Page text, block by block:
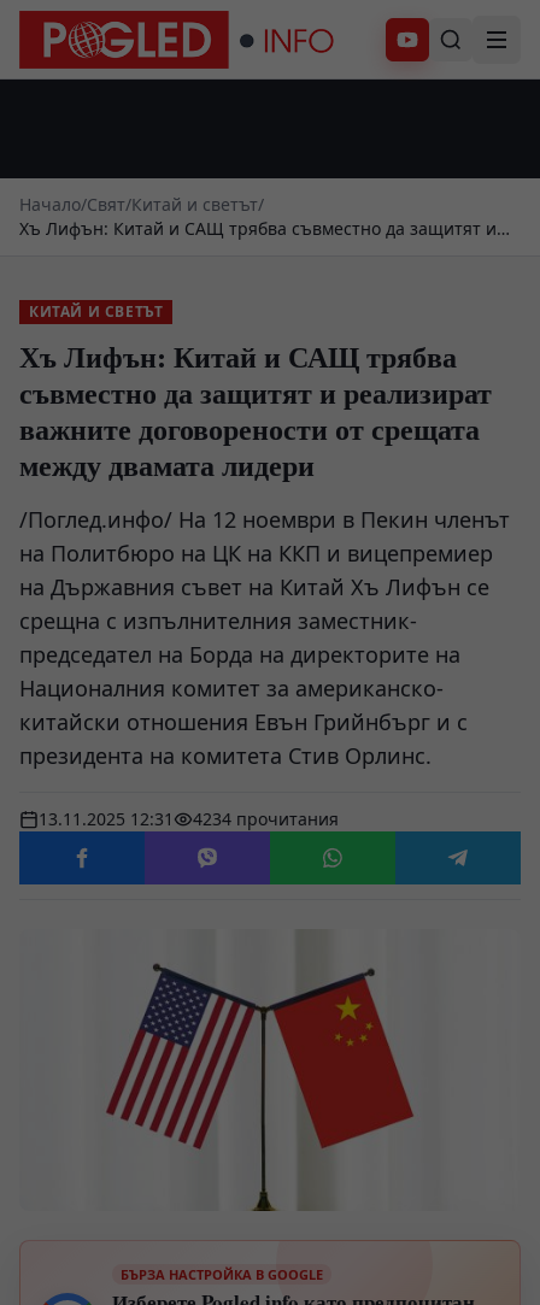
Абонирай се
Начало/Свят/Китай и светът/
Хъ Лифън: Китай и САЩ трябва съвместно да защитят и
КИТАЙ И СВЕТЪТ
Хъ Лифън: Китай и САЩ трябва
съвместно да защитят и реализират
важните договорености от срещата
между двамата лидери
/Поглед.инфо/ На 12 ноември в Пекин членът
на Политбюро на ЦК на ККП и вицепремиер
на Държавния съвет на Китай Хъ Лифън се
срещна с изпълнителния заместник-
председател на Борда на директорите на
Националния комитет за американско-
китайски отношения Евън Грийнбърг и с
президента на комитета Стив Орлинс.
13.11.2025 12:31 4234 прочитания
БЪРЗА НАСТРОЙКА В GOOGLE